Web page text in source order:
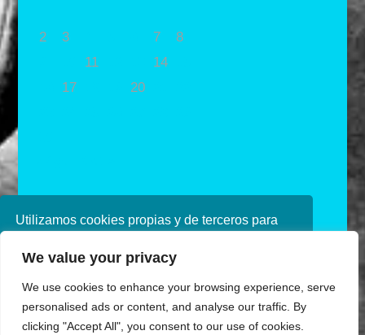
Utilizamos cookies propias y de terceros para
navegando, consideramos que acepta su uso.
política de cookies consulte nuestra
Política de
privacidad
We value your privacy
We use cookies to enhance your browsing experience, serve
personalised ads or content, and analyse our traffic. By
clicking "Accept All", you consent to our use of cookies.
2
3 7
8
11 14
17 20